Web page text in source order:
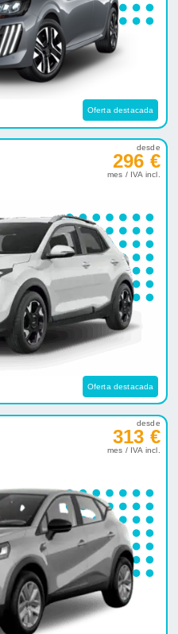
Oferta destacada
desde
296 €
mes / IVA incl.
Oferta destacada
desde
313 €
mes / IVA incl.